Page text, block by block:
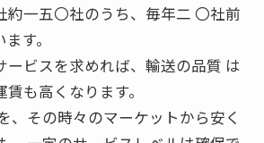
約一五〇社のうち、毎年二 〇社前
す。
ビスを求めれば、輸送の品質 は
も高くなります。
、その時々のマーケットから安く